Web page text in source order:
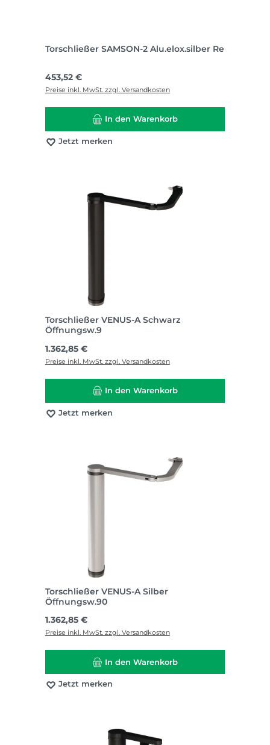
Torschließer SAMSON-2 Alu.elox.silber Re
Regulärer Preis:
453,52 €
Preise inkl. MwSt. zzgl. Versandkosten
In den Warenkorb
Jetzt merken
Torschließer VENUS-A Schwarz
Öffnungsw.9
Regulärer Preis:
1.362,85 €
Preise inkl. MwSt. zzgl. Versandkosten
In den Warenkorb
Jetzt merken
Torschließer VENUS-A Silber
Öffnungsw.90
Regulärer Preis:
1.362,85 €
Preise inkl. MwSt. zzgl. Versandkosten
In den Warenkorb
Jetzt merken